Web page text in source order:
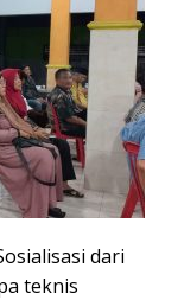
dari
teknis